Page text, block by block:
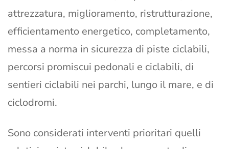
attrezzatura, miglioramento, ristrutturazione,
efficientamento energetico, completamento,
messa a norma in sicurezza di piste ciclabili,
percorsi promiscui pedonali e ciclabili, di
sentieri ciclabili nei parchi, lungo il mare, e di
ciclodromi.
Sono considerati interventi prioritari quelli